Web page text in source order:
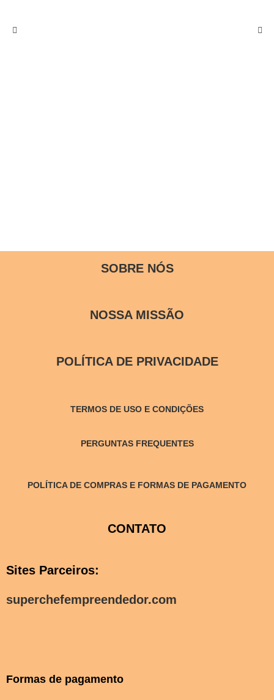
SOBRE NÓS
NOSSA MISSÃO
POLÍTICA DE PRIVACIDADE
TERMOS DE USO E CONDIÇÕES
PERGUNTAS FREQUENTES
POLÍTICA DE COMPRAS E FORMAS DE PAGAMENTO
CONTATO
Sites Parceiros:
superchefempreendedor.com
Formas de pagamento